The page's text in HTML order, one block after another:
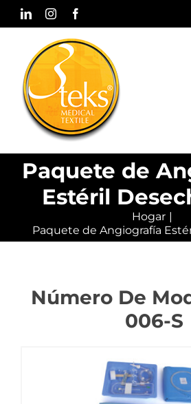
Skip
Hogar
Corporativo
Productos
Contacto
Paquete de
Estéril
Hogar
Paquete de Angiografía
Número De
006-S